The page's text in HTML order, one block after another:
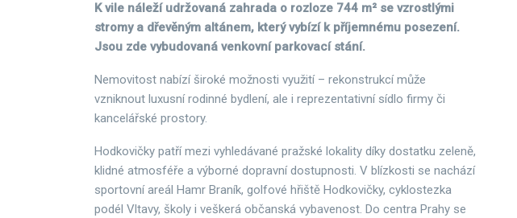
K vile náleží udržovaná zahrada o rozloze 744 m² se vzrostlými
stromy a dřevěným altánem, který vybízí k příjemnému posezení.
Jsou zde vybudovaná venkovní parkovací stání.
Nemovitost nabízí široké možnosti využití – rekonstrukcí může
vzniknout luxusní rodinné bydlení, ale i reprezentativní sídlo firmy či
kancelářské prostory.
Hodkovičky patří mezi vyhledávané pražské lokality díky dostatku zeleně,
klidné atmosféře a výborné dopravní dostupnosti. V blízkosti se nachází
sportovní areál Hamr Braník, golfové hřiště Hodkovičky, cyklostezka
podél Vltavy, školy i veškerá občanská vybavenost. Do centra Prahy se